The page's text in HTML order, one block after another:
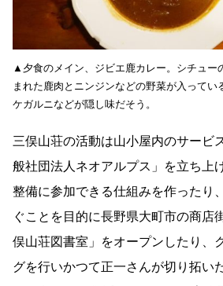
▲夕食のメイン、ジビエ鹿カレー。シチュー
まれた鹿肉とニンジンなどの野菜が入ってい
ケガルニなどが隠し味だそう。
三俣山荘の活動は山小屋内のサービ
般社団法人ネオアルプス」を立ち上
整備に参加できる仕組みを作ったり
ぐことを目的に長野県大町市の商店
俣山荘図書室」をオープンしたり、
グを行いかつて正一さんが切り拓い